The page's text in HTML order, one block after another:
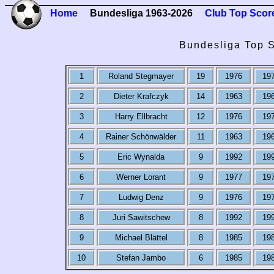
Home Bundesliga 1963-2026 Club Top
Bundesliga Top
1 Roland Stegmayer 19 1976
2 Dieter Krafczyk 14 1963
3 Harry Ellbracht 12 1976
4 Rainer Schönwälder 11 1963
5 Eric Wynalda 9 1992
6 Werner Lorant 9 1977
7 Ludwig Denz 9 1976
8 Juri Sawitschew 8 1992
9 Michael Blättel 8 1985
10 Stefan Jambo 6 1985